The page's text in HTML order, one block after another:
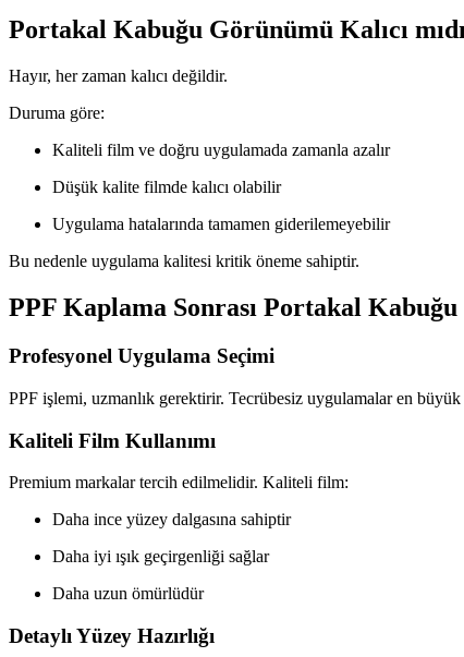
Portakal Kabuğu Görünümü Kalıcı
Hayır, her zaman kalıcı değildir.
Duruma göre:
Kaliteli film ve doğru uygulamada zamanla azalır
Düşük kalite filmde kalıcı olabilir
Uygulama hatalarında tamamen giderilemeyebilir
Bu nedenle uygulama kalitesi kritik öneme sahiptir.
PPF Kaplama Sonrası Portakal
Profesyonel Uygulama Seçimi
PPF işlemi, uzmanlık gerektirir. Tecrübesiz uygulamalar en
Kaliteli Film Kullanımı
Premium markalar tercih edilmelidir. Kaliteli film:
Daha ince yüzey dalgasına sahiptir
Daha iyi ışık geçirgenliği sağlar
Daha uzun ömürlüdür
Detaylı Yüzey Hazırlığı